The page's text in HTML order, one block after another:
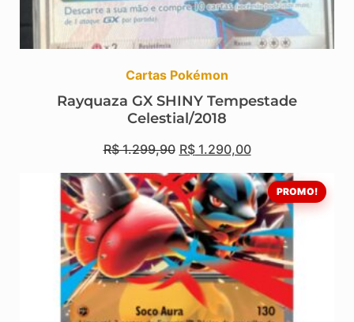
Cartas Pokémon
Rayquaza GX SHINY Tempestade
Celestial/2018
R$1.299,90 R$1.290,00
PROMO!